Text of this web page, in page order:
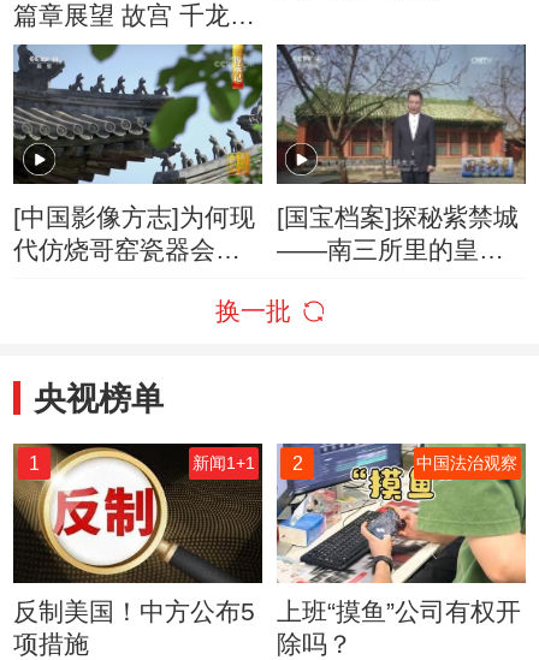
篇章展望 故宫 千龙吐
水
[中国影像方志]为何现
代仿烧哥窑瓷器会引
[国宝档案]探秘紫禁城
——南三所里的皇子
换一批
央视榜单
1 新闻1+1
反制美国！中方公布5
项措施
2 中国法治观察
上班“摸鱼”公司有权开
除吗？